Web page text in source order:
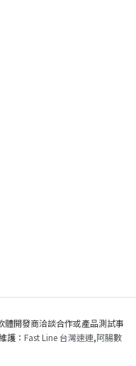
開發商洽談合作或產品測試事
護： Fast Line 台灣速連,阿腸數